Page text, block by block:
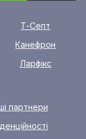
Т-Септ
Канефрон
Ларфікс
партнери